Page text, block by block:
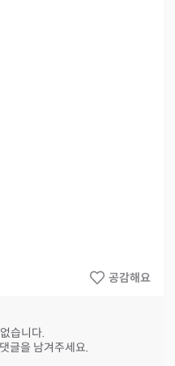
공감해요
습니다.
글을 남겨주세요.